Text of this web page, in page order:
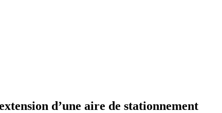
d’une aire de stationnement